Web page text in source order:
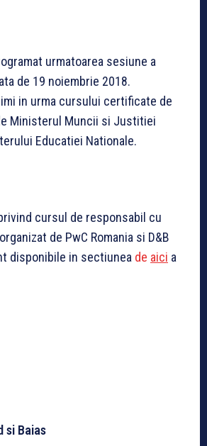
urmatoarea sesiune a
de 19 noiembrie 2018.
in urma cursului certificate de
Ministerul Muncii si Justitiei
Educatiei Nationale.
cursul de responsabil cu
de PwC Romania si D&B
disponibile in sectiunea de aici a
si Baias